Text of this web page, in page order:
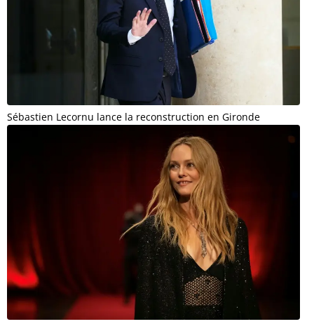
Sébastien Lecornu lance la reconstruction en Gironde